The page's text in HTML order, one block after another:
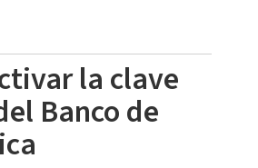
la clave
Banco de